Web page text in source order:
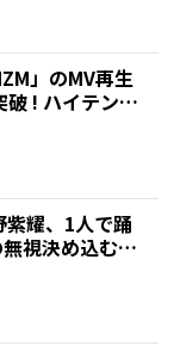
」のMV再生
破 ! ハイテンシ
耀、1人で踊
視決め込む